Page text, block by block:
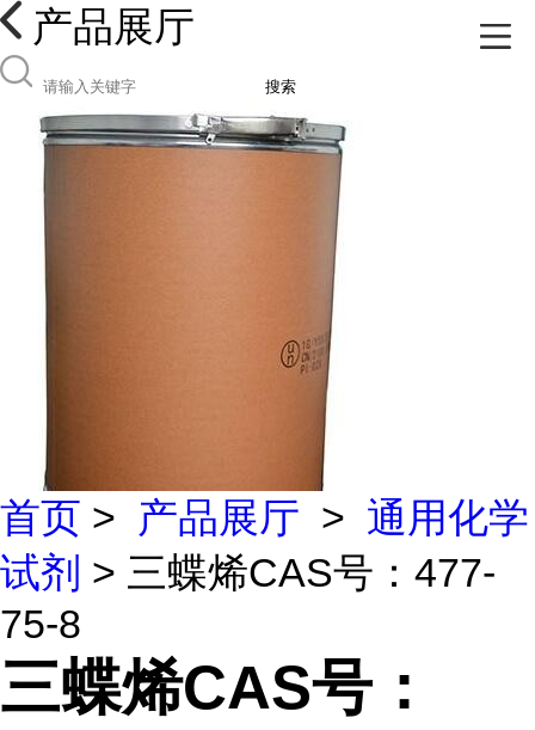
产品展厅
搜索
首页 > 产品展厅 > 通用化学
试剂 > 三蝶烯CAS号：477-
75-8
三蝶烯CAS号：